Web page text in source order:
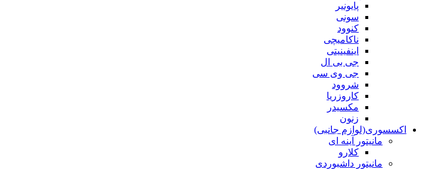
پایونیر
سونی
کنوود
ناکامیچی
اینفینیتی
جی بی ال
جی وی سی
شروود
کاروزریا
مکسیدر
زنون
اکسسوری(لوازم جانبی)
مانیتور آینه ای
کلارو
مانیتور داشبوردی